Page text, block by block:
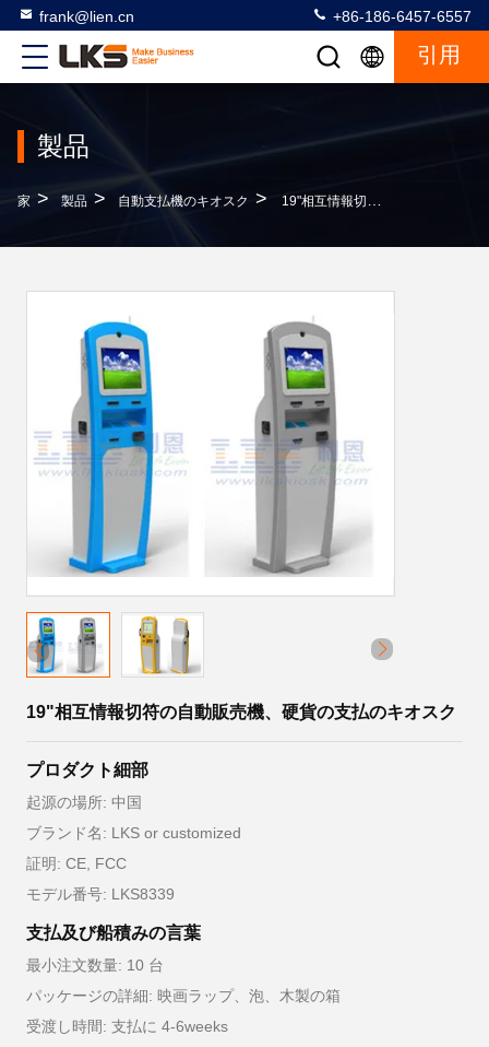
frank@lien.cn +86-186-6457-6557
引用
製品
家 > 製品 > 自動支払機のキオスク > 19"相互情報切符の自動販売機、硬貨の支払のキオスク
19"相互情報切符の自動販売機、硬貨の支払のキオスク
プロダクト細部
起源の場所: 中国
ブランド名: LKS or customized
証明: CE, FCC
モデル番号: LKS8339
支払及び船積みの言葉
最小注文数量: 10 台
パッケージの詳細: 映画ラップ、泡、木製の箱
受渡し時間: 支払に 4-6weeks